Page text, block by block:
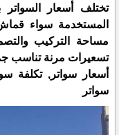
تختلف أسعار
المستخدمة سواء
مساحة التركيب
تسعيرات مرنة تناسب
أسعار سواتر, تكلفة
سواتر